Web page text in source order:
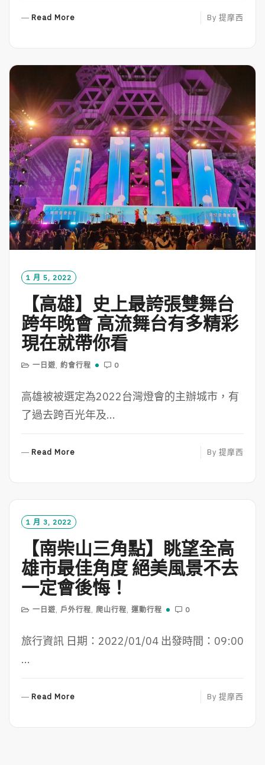
Read More
M
O
R
E
By 提摩西
1 月 5, 2022
【高雄】史上最誇張雙舞台
跨年晚會 高流舞台有多精彩
現在就帶你看
一日遊, 約會行程 0
高雄被被選定為2022台灣燈會的主辦城市，有
了過去跨百光年及...
Read More
O
R
E
By 提摩西
1 月 3, 2022
【南柴山三角點】眺望全高
雄市最佳角度 絕美風景不去
一定會後悔！
一日遊, 戶外行程, 爬山行程, 運動行程 0
旅行資訊 日期：2022/01/04 出發時間：09:00
...
Read More By 提摩西